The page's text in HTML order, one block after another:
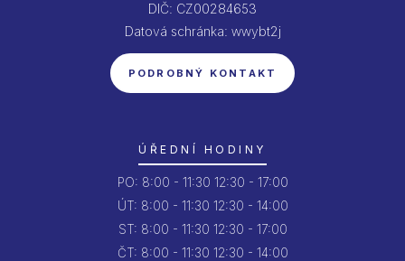
DIČ: CZ00284653
Datová schránka: wwybt2j
PODROBNÝ KONTAKT
ÚŘEDNÍ HODINY
PO: 8:00 - 11:30 12:30 - 17:00
ÚT: 8:00 - 11:30 12:30 - 14:00
ST: 8:00 - 11:30 12:30 - 17:00
ČT: 8:00 - 11:30 12:30 - 14:00